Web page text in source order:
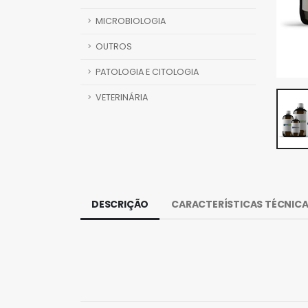
MICROBIOLOGIA
OUTROS
PATOLOGIA E CITOLOGIA
VETERINÁRIA
DESCRIÇÃO CARACTERÍSTICAS